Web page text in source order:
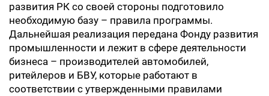
развития РК со своей стороны подготовило
необходимую базу – правила программы.
Дальнейшая реализация передана Фонду развития
промышленности и лежит в сфере деятельности
бизнеса – производителей автомобилей,
ритейлеров и БВУ, которые работают в
соответствии с утвержденными правилами